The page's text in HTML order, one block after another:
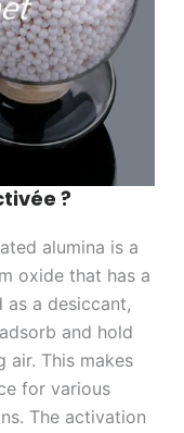
?
alumina is a
oxide that has a
as a desiccant,
and hold
air. This makes
for various
The activation